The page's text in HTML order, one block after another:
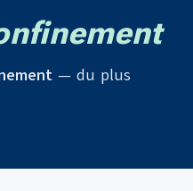
— du plus